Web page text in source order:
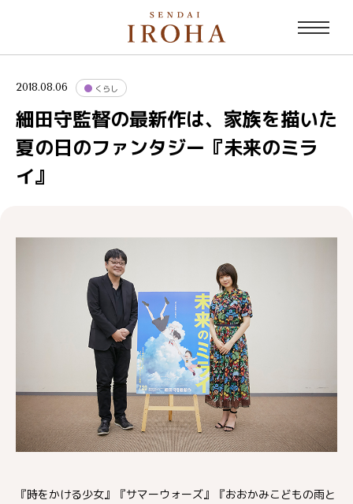
2018.08.06 くらし
細田守監督の最新作は、家族を描いた
夏の日のファンタジー『未来のミラ
イ』
『時をかける少女』『サマーウォーズ』『おおかみこどもの雨と